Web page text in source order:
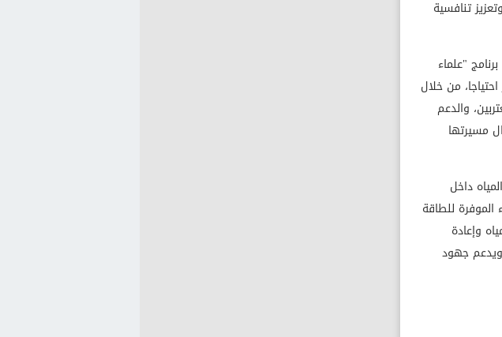
تنافسية
"علماء
من خلال
والدعم
مسيرتها
داخل
للطاقة
وإعادة
ويدعم جهود